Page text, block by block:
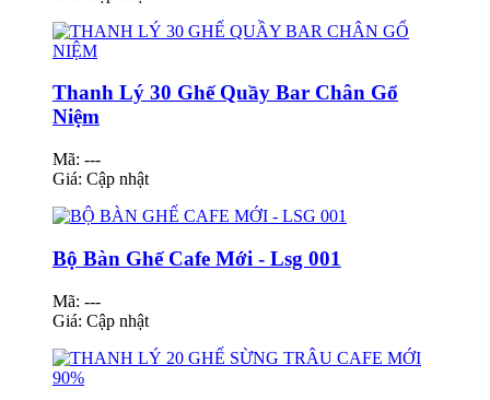
Thanh Lý 30 Ghế Quầy Bar Chân Gổ
Niệm
Mã: ---
Giá: Cập nhật
Bộ Bàn Ghế Cafe Mới - Lsg 001
Mã: ---
Giá: Cập nhật